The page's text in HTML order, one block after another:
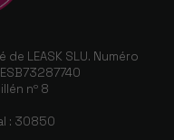
LEASK SLU. Numéro
nº 8
: 30850